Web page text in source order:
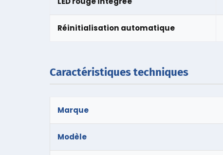
Réinitialisation automatique
Caractéristiques techniques
Marque
Modèle